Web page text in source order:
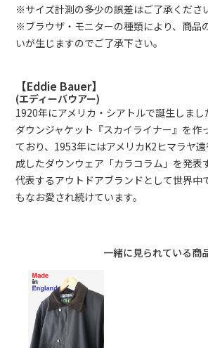
※サイズ計測の多少の誤差はご了承くださ
※ブラウザ・モニターの種類により、商品
いが生じますのでご了承下さい。
【Eddie Bauer】
(エディーバウアー)
1920年にアメリカ・シアトルで誕生しま
ダウンジャケット『スカイライナー』を作
ており、1953年にはアメリカK2ヒマラヤ
成したダウンウェア「カラコラム」を発表
代表するアウトドアブランドとして世界中
もなお愛され続けています。
一緒に見られている商